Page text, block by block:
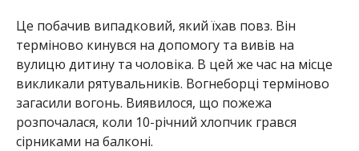
Це побачив випадковий, який їхав повз. Він
терміново кинувся на допомогу та вивів на
вулицю дитину та чоловіка. В цей же час на місце
викликали рятувальників. Вогнеборці терміново
загасили вогонь. Виявилося, що пожежа
розпочалася, коли 10-річний хлопчик грався
сірниками на балконі.